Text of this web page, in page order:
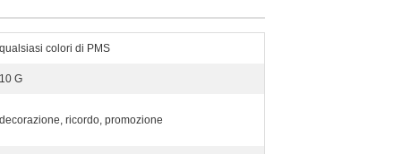
qualsiasi colori di PMS
10 G
decorazione, ricordo, promozione